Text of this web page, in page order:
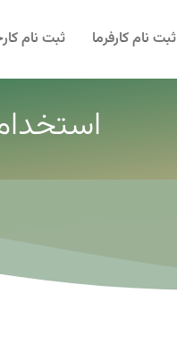
ثبت نام کارفرما ثبت نام